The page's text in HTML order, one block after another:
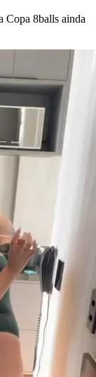
Copa 8balls ainda